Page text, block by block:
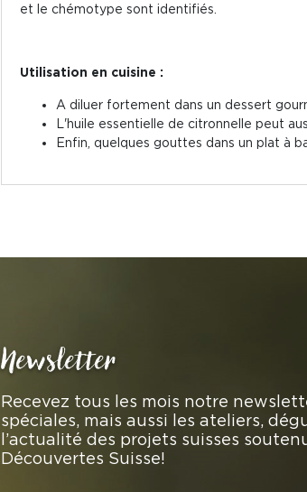
et le chémotype sont identifiés.
Utilisation en cuisine :
A diluer fortement dans un dessert
L'huile essentielle de citronnelle peut
Enfin, quelques gouttes dans un plat à
Newsletter
Recevez tous les mois notre
spéciales, mais aussi les ateliers,
l’actualité des projets suisses
Découvertes Suisse!